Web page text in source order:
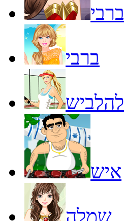
ברבי
ברבי
להלביש
איש
שמלה